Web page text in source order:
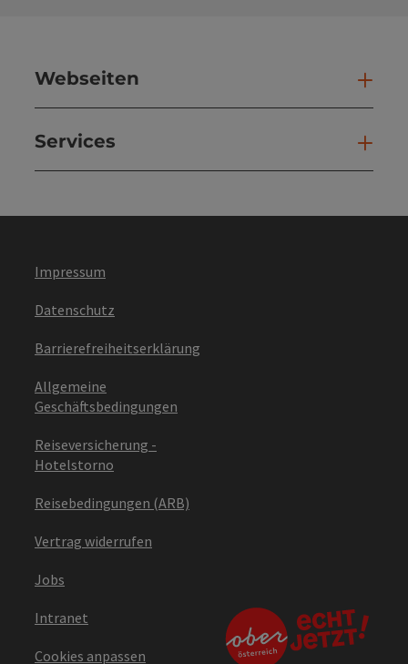
Webseiten
Services
Impressum
Datenschutz
Barrierefreiheitserklärung
Allgemeine
Geschäftsbedingungen
Reiseversicherung -
Hotelstorno
Reisebedingungen (ARB)
Vertrag widerrufen
Jobs
Intranet
Cookies anpassen